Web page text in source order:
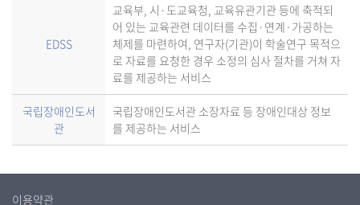
EDSS
교육부, 시·도교육청, 교육유관기관 등에 축적되
어 있는 교육관련 데이터를 수집·연계·가공하는
체제를 마련하여, 연구자(기관)이 학술연구 목적으
로 자료를 요청한 경우 소정의 심사 절차를 거쳐 자
료를 제공하는 서비스
국립장애인도서
관
국립장애인도서관 소장자료 등 장애인대상 정보
를 제공하는 서비스
이용약관